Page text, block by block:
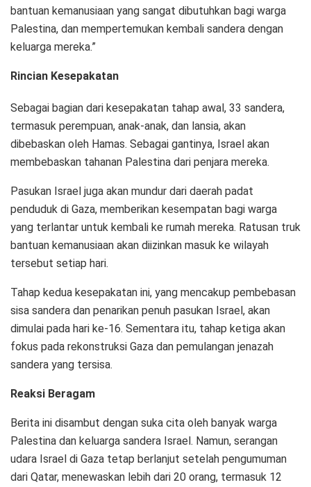
bantuan kemanusiaan yang sangat dibutuhkan bagi warga
Palestina, dan mempertemukan kembali sandera dengan
keluarga mereka.”
Rincian Kesepakatan
Sebagai bagian dari kesepakatan tahap awal, 33 sandera,
termasuk perempuan, anak-anak, dan lansia, akan
dibebaskan oleh Hamas. Sebagai gantinya, Israel akan
membebaskan tahanan Palestina dari penjara mereka.
Pasukan Israel juga akan mundur dari daerah padat
penduduk di Gaza, memberikan kesempatan bagi warga
yang terlantar untuk kembali ke rumah mereka. Ratusan truk
bantuan kemanusiaan akan diizinkan masuk ke wilayah
tersebut setiap hari.
Tahap kedua kesepakatan ini, yang mencakup pembebasan
sisa sandera dan penarikan penuh pasukan Israel, akan
dimulai pada hari ke-16. Sementara itu, tahap ketiga akan
fokus pada rekonstruksi Gaza dan pemulangan jenazah
sandera yang tersisa.
Reaksi Beragam
Berita ini disambut dengan suka cita oleh banyak warga
Palestina dan keluarga sandera Israel. Namun, serangan
udara Israel di Gaza tetap berlanjut setelah pengumuman
dari Qatar, menewaskan lebih dari 20 orang, termasuk 12